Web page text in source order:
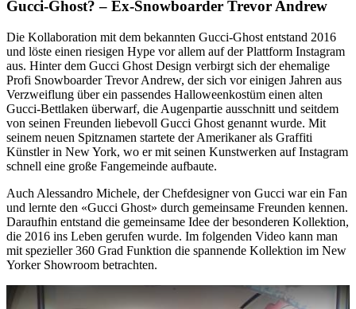
Gucci-Ghost? – Ex-Snowboarder Trevor Andrew
Die Kollaboration mit dem bekannten Gucci-Ghost entstand 2016
und löste einen riesigen Hype vor allem auf der Plattform Instagram
aus. Hinter dem Gucci Ghost Design verbirgt sich der ehemalige
Profi Snowboarder Trevor Andrew, der sich vor einigen Jahren aus
Verzweiflung über ein passendes Halloweenkostüm einen alten
Gucci-Bettlaken überwarf, die Augenpartie ausschnitt und seitdem
von seinen Freunden liebevoll Gucci Ghost genannt wurde. Mit
seinem neuen Spitznamen startete der Amerikaner als Graffiti
Künstler in New York, wo er mit seinen Kunstwerken auf Instagram
schnell eine große Fangemeinde aufbaute.
Auch Alessandro Michele, der Chefdesigner von Gucci war ein Fan
und lernte den «Gucci Ghost» durch gemeinsame Freunden kennen.
Daraufhin entstand die gemeinsame Idee der besonderen Kollektion,
die 2016 ins Leben gerufen wurde. Im folgenden Video kann man
mit spezieller 360 Grad Funktion die spannende Kollektion im New
Yorker Showroom betrachten.